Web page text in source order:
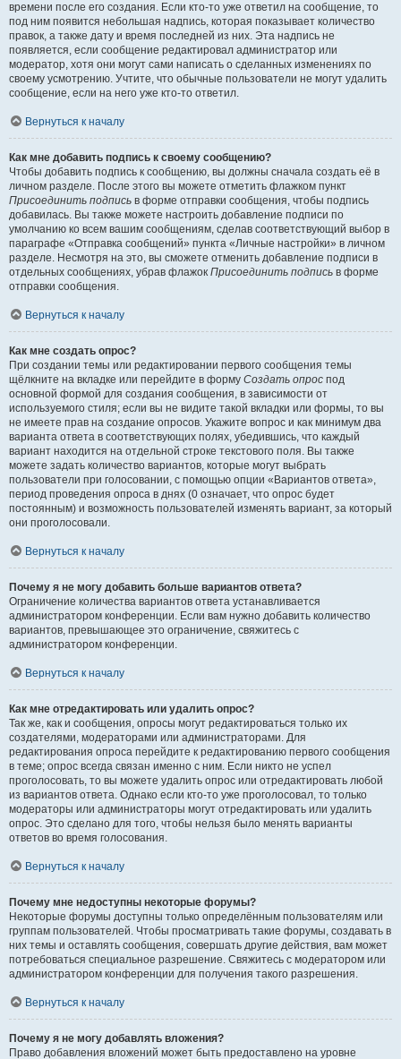
времени после его создания. Если кто-то уже ответил на сообщение, то
под ним появится небольшая надпись, которая показывает количество
правок, а также дату и время последней из них. Эта надпись не
появляется, если сообщение редактировал администратор или
модератор, хотя они могут сами написать о сделанных изменениях по
своему усмотрению. Учтите, что обычные пользователи не могут удалить
сообщение, если на него уже кто-то ответил.
Вернуться к началу
Как мне добавить подпись к своему сообщению?
Чтобы добавить подпись к сообщению, вы должны сначала создать её в
личном разделе. После этого вы можете отметить флажком пункт
Присоединить подпись в форме отправки сообщения, чтобы подпись
добавилась. Вы также можете настроить добавление подписи по
умолчанию ко всем вашим сообщениям, сделав соответствующий выбор в
параграфе «Отправка сообщений» пункта «Личные настройки» в личном
разделе. Несмотря на это, вы сможете отменить добавление подписи в
отдельных сообщениях, убрав флажок Присоединить подпись в форме
отправки сообщения.
Вернуться к началу
Как мне создать опрос?
При создании темы или редактировании первого сообщения темы
щёлкните на вкладке или перейдите в форму Создать опрос под
основной формой для создания сообщения, в зависимости от
используемого стиля; если вы не видите такой вкладки или формы, то вы
не имеете прав на создание опросов. Укажите вопрос и как минимум два
варианта ответа в соответствующих полях, убедившись, что каждый
вариант находится на отдельной строке текстового поля. Вы также
можете задать количество вариантов, которые могут выбрать
пользователи при голосовании, с помощью опции «Вариантов ответа»,
период проведения опроса в днях (0 означает, что опрос будет
постоянным) и возможность пользователей изменять вариант, за который
они проголосовали.
Вернуться к началу
Почему я не могу добавить больше вариантов ответа?
Ограничение количества вариантов ответа устанавливается
администратором конференции. Если вам нужно добавить количество
вариантов, превышающее это ограничение, свяжитесь с
администратором конференции.
Вернуться к началу
Как мне отредактировать или удалить опрос?
Так же, как и сообщения, опросы могут редактироваться только их
создателями, модераторами или администраторами. Для
редактирования опроса перейдите к редактированию первого сообщения
в теме; опрос всегда связан именно с ним. Если никто не успел
проголосовать, то вы можете удалить опрос или отредактировать любой
из вариантов ответа. Однако если кто-то уже проголосовал, то только
модераторы или администраторы могут отредактировать или удалить
опрос. Это сделано для того, чтобы нельзя было менять варианты
ответов во время голосования.
Вернуться к началу
Почему мне недоступны некоторые форумы?
Некоторые форумы доступны только определённым пользователям или
группам пользователей. Чтобы просматривать такие форумы, создавать в
них темы и оставлять сообщения, совершать другие действия, вам может
потребоваться специальное разрешение. Свяжитесь с модератором или
администратором конференции для получения такого разрешения.
Вернуться к началу
Почему я не могу добавлять вложения?
Право добавления вложений может быть предоставлено на уровне